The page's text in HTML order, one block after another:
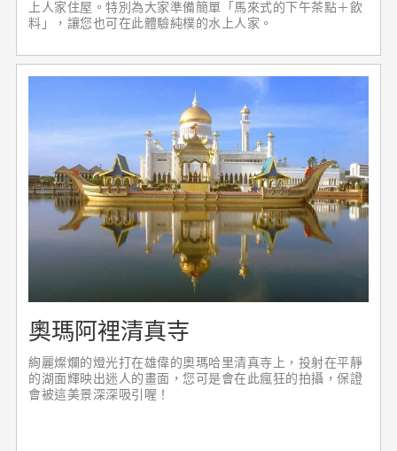
上人家住屋。特別為大家準備簡單「馬來式的下午茶點＋飲
料」，讓您也可在此體驗純樸的水上人家。
奧瑪阿裡清真寺
絢麗燦爛的燈光打在雄偉的奧瑪哈里清真寺上，投射在平靜
的湖面輝映出迷人的畫面，您可是會在此瘋狂的拍攝，保證
會被這美景深深吸引喔！